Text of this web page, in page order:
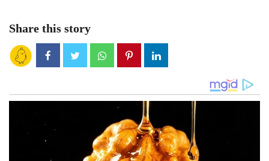
Share this story